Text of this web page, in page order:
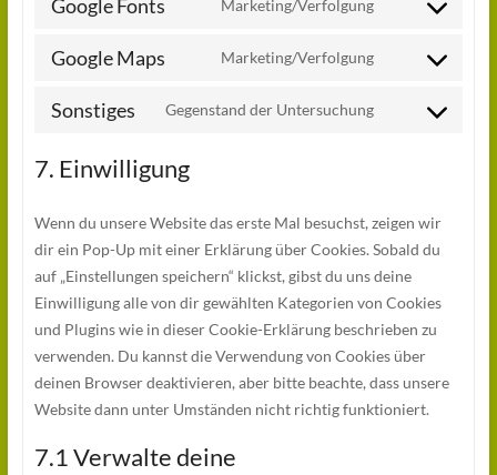
service
Google Fonts Marketing/Verfolgung
Consent
service
Google Maps Marketing/Verfolgung
Consent
service
Sonstiges Gegenstand der Untersuchung
Consent
7. Einwilligung
Wenn du unsere Website das erste Mal besuchst, zeigen wir
dir ein Pop-Up mit einer Erklärung über Cookies. Sobald du
auf „Einstellungen speichern“ klickst, gibst du uns deine
Einwilligung alle von dir gewählten Kategorien von Cookies
und Plugins wie in dieser Cookie-Erklärung beschrieben zu
verwenden. Du kannst die Verwendung von Cookies über
deinen Browser deaktivieren, aber bitte beachte, dass unsere
Website dann unter Umständen nicht richtig funktioniert.
7.1 Verwalte deine